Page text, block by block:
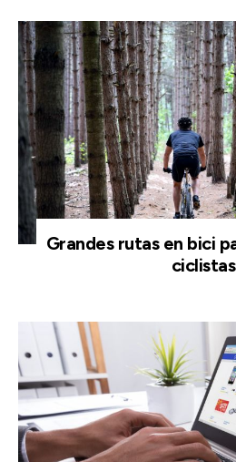
Grandes rutas en bici
ciclistas